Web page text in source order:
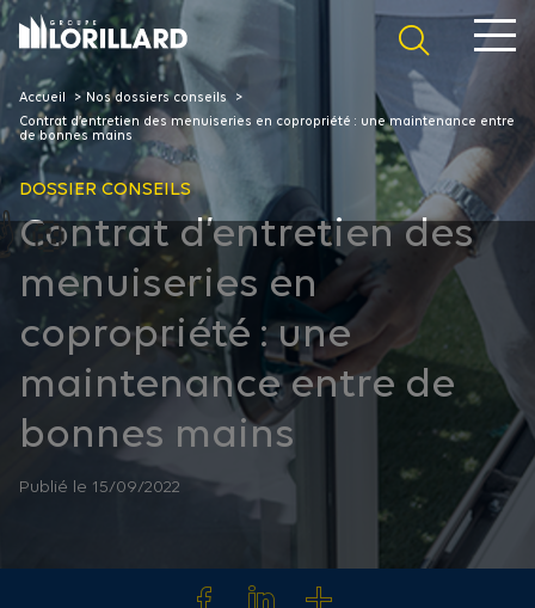
Accueil
Nos dossiers conseils
Contrat d’entretien des menuiseries en copropriété : une maintenance entre
de bonnes mains
DOSSIER CONSEILS
Contrat d’entretien des
menuiseries en
copropriété : une
maintenance entre de
bonnes mains
Publié le 15/09/2022
Panneau de gestion des cookies